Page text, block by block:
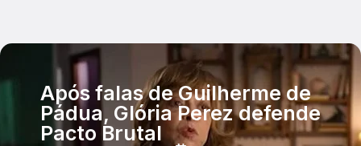
Após falas de Guilherme de
Pádua, Glória Perez defende
Pacto Brutal